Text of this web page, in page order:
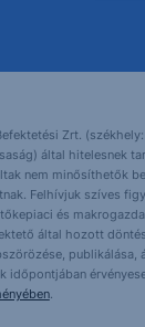
Zrt.
által hitelesnek
nem minősíthetők
Felhívjuk szíves
és
által hozott
időpontjában
.